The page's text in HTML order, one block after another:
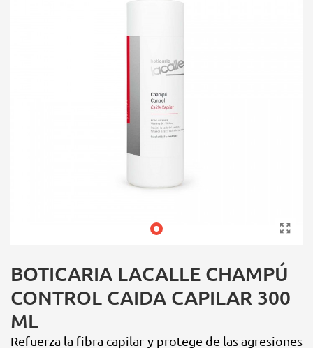
BOTICARIA LACALLE CHAMPÚ
CONTROL CAIDA CAPILAR 300
ML
Refuerza la fibra capilar y protege de las agresiones